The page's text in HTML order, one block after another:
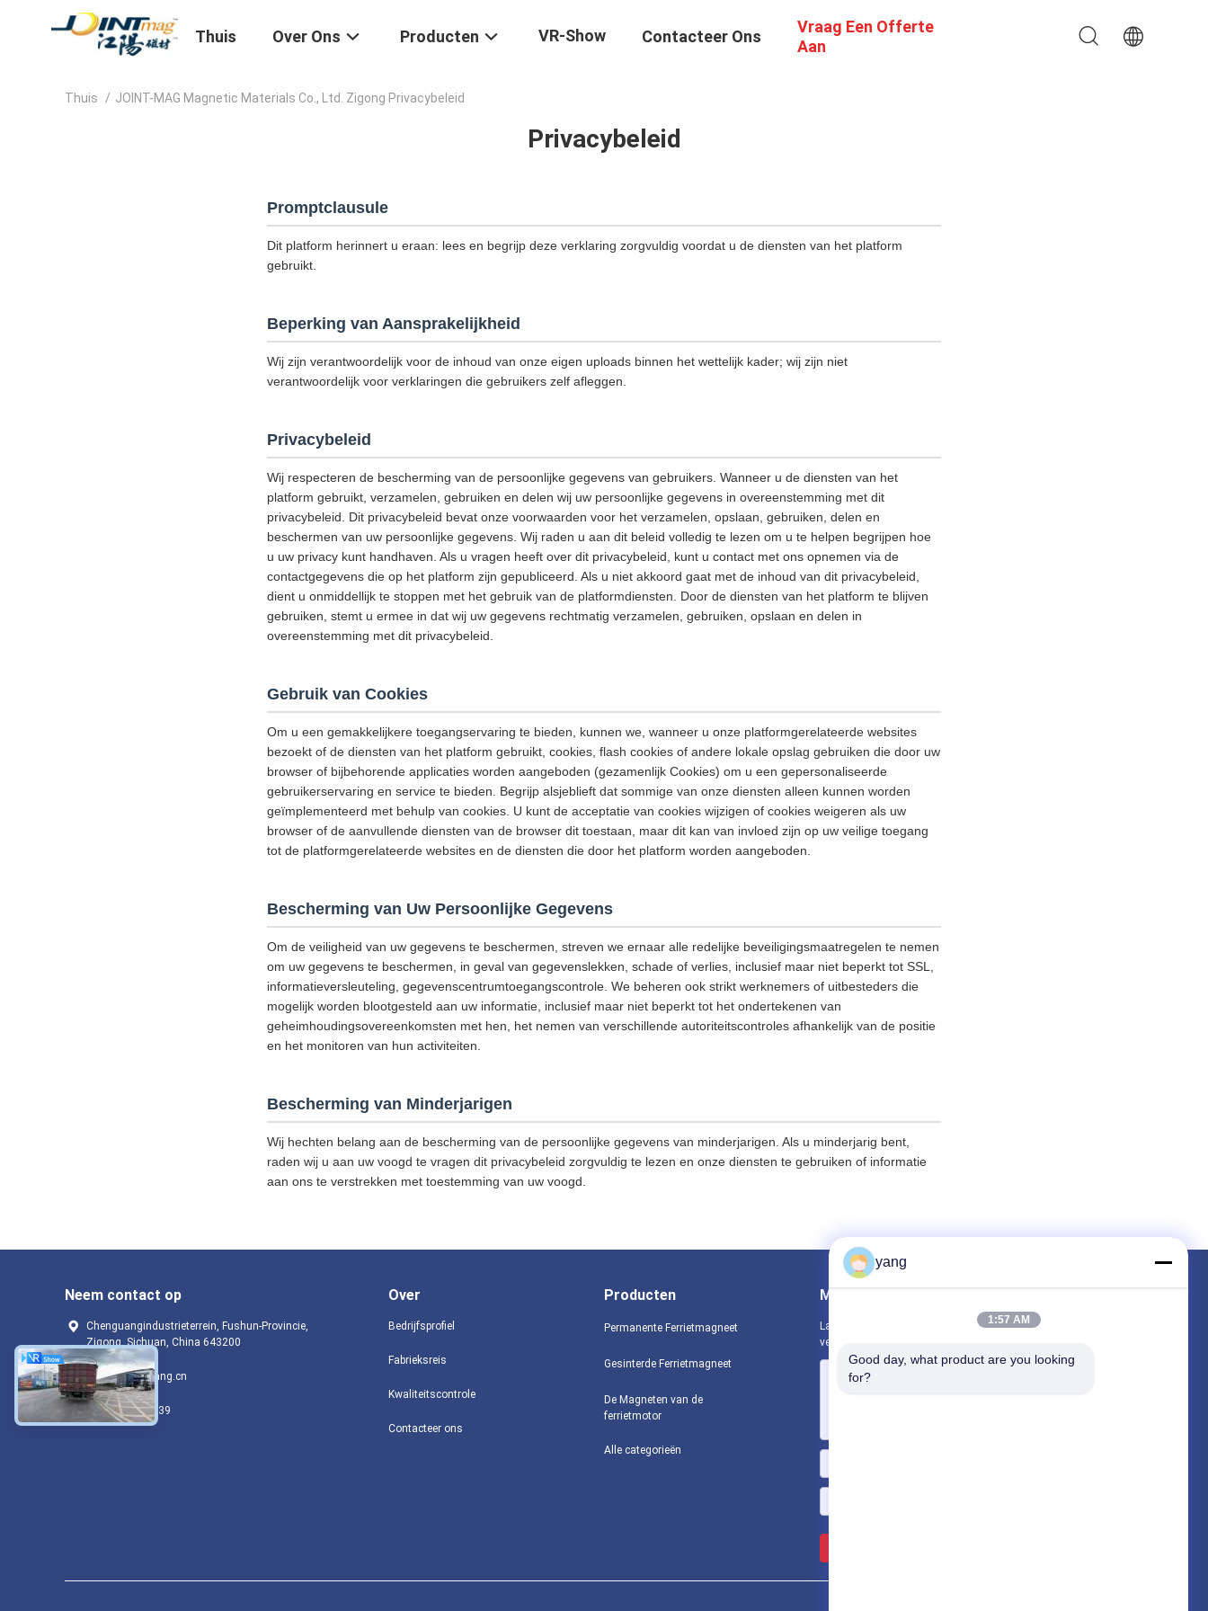
Thuis Over Ons Producten VR-Show Contacteer Ons
Vraag Een Offerte
Aan
Thuis / JOINT-MAG Magnetic Materials Co., Ltd. Zigong Privacybeleid
Privacybeleid
Promptclausule
Dit platform herinnert u eraan: lees en begrijp deze verklaring zorgvuldig voordat u de diensten van het platform
gebruikt.
Beperking van Aansprakelijkheid
Wij zijn verantwoordelijk voor de inhoud van onze eigen uploads binnen het wettelijk kader; wij zijn niet
verantwoordelijk voor verklaringen die gebruikers zelf afleggen.
Privacybeleid
Wij respecteren de bescherming van de persoonlijke gegevens van gebruikers. Wanneer u de diensten van het
platform gebruikt, verzamelen, gebruiken en delen wij uw persoonlijke gegevens in overeenstemming met dit
privacybeleid. Dit privacybeleid bevat onze voorwaarden voor het verzamelen, opslaan, gebruiken, delen en
beschermen van uw persoonlijke gegevens. Wij raden u aan dit beleid volledig te lezen om u te helpen begrijpen hoe
u uw privacy kunt handhaven. Als u vragen heeft over dit privacybeleid, kunt u contact met ons opnemen via de
contactgegevens die op het platform zijn gepubliceerd. Als u niet akkoord gaat met de inhoud van dit privacybeleid,
dient u onmiddellijk te stoppen met het gebruik van de platformdiensten. Door de diensten van het platform te blijven
gebruiken, stemt u ermee in dat wij uw gegevens rechtmatig verzamelen, gebruiken, opslaan en delen in
overeenstemming met dit privacybeleid.
Gebruik van Cookies
Om u een gemakkelijkere toegangservaring te bieden, kunnen we, wanneer u onze platformgerelateerde websites
bezoekt of de diensten van het platform gebruikt, cookies, flash cookies of andere lokale opslag gebruiken die door uw
browser of bijbehorende applicaties worden aangeboden (gezamenlijk Cookies) om u een gepersonaliseerde
gebruikerservaring en service te bieden. Begrijp alsjeblieft dat sommige van onze diensten alleen kunnen worden
geïmplementeerd met behulp van cookies. U kunt de acceptatie van cookies wijzigen of cookies weigeren als uw
browser of de aanvullende diensten van de browser dit toestaan, maar dit kan van invloed zijn op uw veilige toegang
tot de platformgerelateerde websites en de diensten die door het platform worden aangeboden.
Bescherming van Uw Persoonlijke Gegevens
Om de veiligheid van uw gegevens te beschermen, streven we ernaar alle redelijke beveiligingsmaatregelen te nemen
om uw gegevens te beschermen, in geval van gegevenslekken, schade of verlies, inclusief maar niet beperkt tot SSL,
informatieversleuteling, gegevenscentrumtoegangscontrole. We beheren ook strikt werknemers of uitbesteders die
mogelijk worden blootgesteld aan uw informatie, inclusief maar niet beperkt tot het ondertekenen van
geheimhoudingsovereenkomsten met hen, het nemen van verschillende autoriteitscontroles afhankelijk van de positie
en het monitoren van hun activiteiten.
Bescherming van Minderjarigen
Wij hechten belang aan de bescherming van de persoonlijke gegevens van minderjarigen. Als u minderjarig bent,
raden wij u aan uw voogd te vragen dit privacybeleid zorgvuldig te lezen en onze diensten te gebruiken of informatie
aan ons te verstrekken met toestemming van uw voogd.
Neem contact op
Chenguangindustrieterrein, Fushun-Provincie,
Zigong, Sichuan, China 643200
yang@jiang-yang.cn
86-18990076639
Over
Bedrijfsprofiel
Fabrieksreis
Kwaliteitscontrole
Contacteer ons
Producten
Permanente Ferrietmagneet
Gesinterde Ferrietmagneet
De Magneten van de
ferrietmotor
Alle categorieën
Mail ons
Laat ons uw vereiste weten. We zullen de beste producten met u
verbinden.
yang
1:57 AM
Good day, what product are you looking
for?